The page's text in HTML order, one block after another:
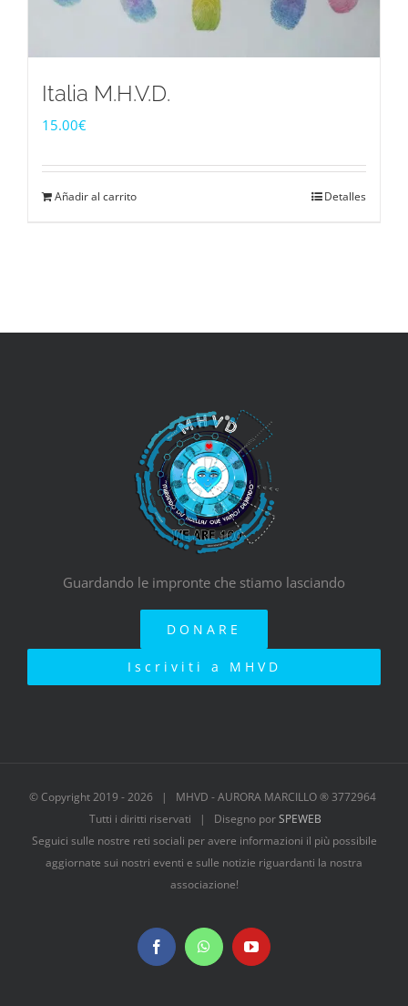
Italia M.H.V.D.
15.00€
Añadir al carrito Detalles
Guardando le impronte che stiamo lasciando
DONARE
Iscriviti a MHVD
© Copyright 2019 -2026 | MHVD - AURORA MARCILLO ® 3772964
Tutti i diritti riservati | Disegno porSPEWEB
Seguici sulle nostre reti sociali per avere informazioni il più possibile
aggiornate sui nostri eventi e sulle notizie riguardanti la nostra
associazione!
FacebookWhatsAppYouTube